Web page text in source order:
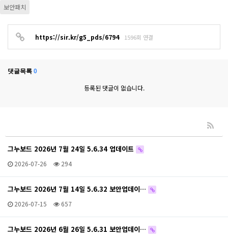
보안패치
https://sir.kr/g5_pds/6794 1596회 연결
댓글목록 0
등록된 댓글이 없습니다.
그누보드 2026년 7월 24일 5.6.34 업데이트
2026-07-26 294
그누보드 2026년 7월 14일 5.6.32 보안업데이…
2026-07-15 657
그누보드 2026년 6월 26일 5.6.31 보안업데이…